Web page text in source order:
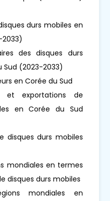
durs mobiles en
des disques durs
Sud (2023-2033)
en Corée du Sud
et exportations de
en Corée du Sud
disques durs mobiles
mondiales en termes
disques durs mobiles
mondiales en